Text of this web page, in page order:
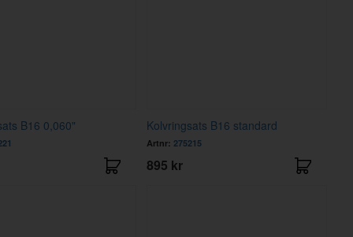
B16 0,060" Kolvringsats B16 standard
Artnr: 275215
895 kr